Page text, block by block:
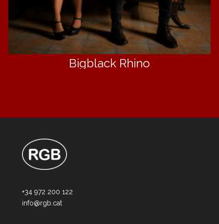
Bigblack Rhino
+34 972 200 122
info@rgb.cat